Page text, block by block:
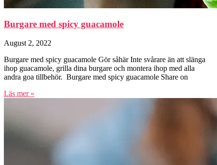
Burgare med spicy guacamole
August 2, 2022
Burgare med spicy guacamole Gör såhär Inte svårare än att slänga
ihop guacamole, grilla dina burgare och montera ihop med alla
andra goa tillbehör. Burgare med spicy guacamole Share on
Läs mer »